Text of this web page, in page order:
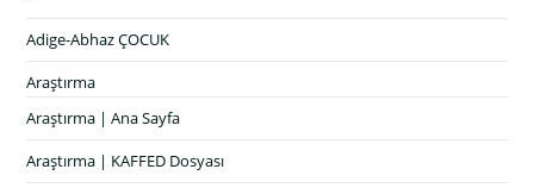
Adige-Abhaz ÇOCUK
Araştırma
Araştırma | Ana Sayfa
Araştırma | KAFFED Dosyası